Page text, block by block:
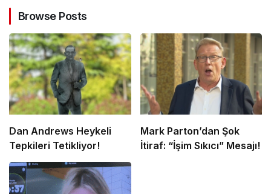
Browse Posts
Dan Andrews Heykeli
Tepkileri Tetikliyor!
Mark Parton’dan Şok
İtiraf: “İşim Sıkıcı” Mesajı!